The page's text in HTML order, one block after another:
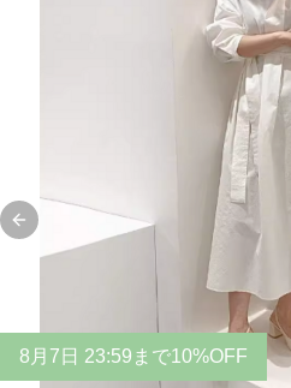
Previous slide
8 月 7 日 23:59まで10%OFF